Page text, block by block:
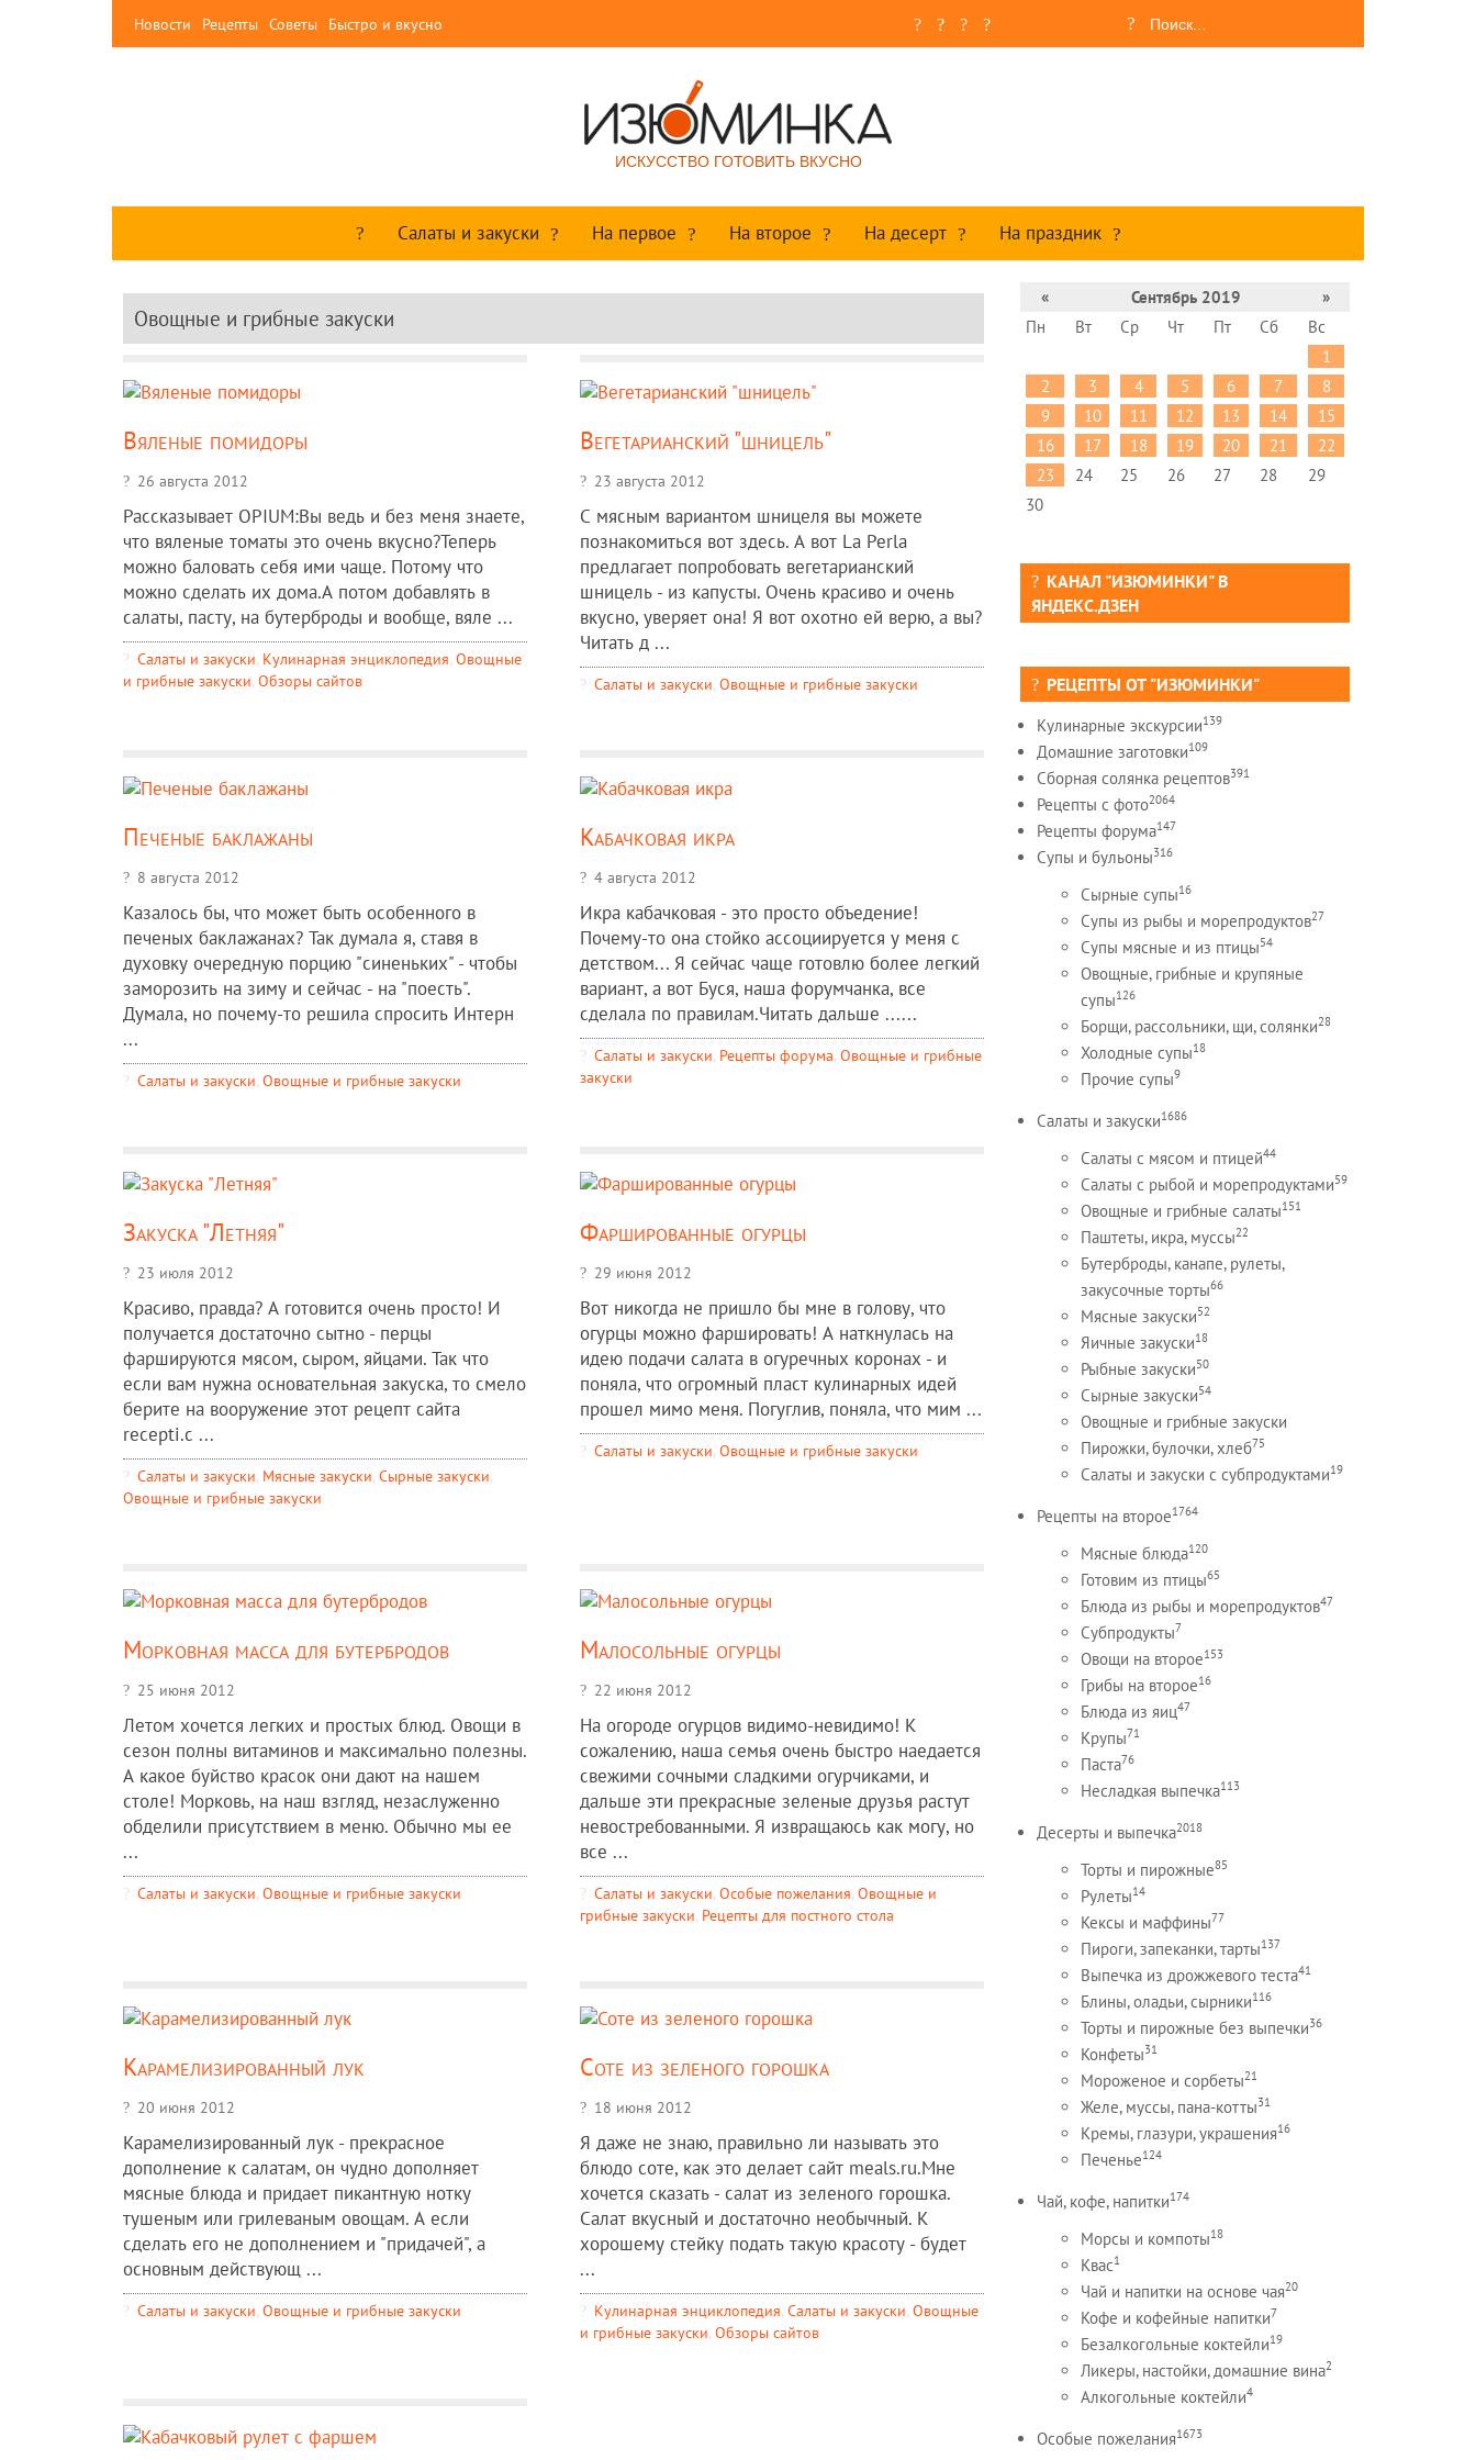
Новости Рецепты Советы Быстро и вкусно
ИСКУССТВО ГОТОВИТЬ ВКУСНО
Салаты и закуски На первое На второе На десерт На праздник
Овощные и грибные закуски
Вяленые помидоры
26 августа 2012
Рассказывает OPIUM:Вы ведь и без меня знаете,
что вяленые томаты это очень вкусно?Теперь
можно баловать себя ими чаще. Потому что
можно сделать их дома.А потом добавлять в
салаты, пасту, на бутерброды и вообще, вяле ...
Салаты и закуски, Кулинарная энциклопедия, Овощные
и грибные закуски, Обзоры сайтов
Вегетарианский "шницель"
23 августа 2012
С мясным вариантом шницеля вы можете
познакомиться вот здесь. А вот La Perla
предлагает попробовать вегетарианский
шницель - из капусты. Очень красиво и очень
вкусно, уверяет она! Я вот охотно ей верю, а вы?
Читать д ...
Салаты и закуски, Овощные и грибные закуски
Печеные баклажаны
8 августа 2012
Казалось бы, что может быть особенного в
печеных баклажанах? Так думала я, ставя в
духовку очередную порцию "синеньких" - чтобы
заморозить на зиму и сейчас - на "поесть".
Думала, но почему-то решила спросить Интерн
...
Салаты и закуски, Овощные и грибные закуски
Кабачковая икра
4 августа 2012
Икра кабачковая - это просто объедение!
Почему-то она стойко ассоциируется у меня с
детством... Я сейчас чаще готовлю более легкий
вариант, а вот Буся, наша форумчанка, все
сделала по правилам.Читать дальше ......
Салаты и закуски, Рецепты форума, Овощные и грибные
закуски
Закуска "Летняя"
23 июля 2012
Красиво, правда? А готовится очень просто! И
получается достаточно сытно - перцы
фаршируются мясом, сыром, яйцами. Так что
если вам нужна основательная закуска, то смело
берите на вооружение этот рецепт сайта
recepti.c ...
Салаты и закуски, Мясные закуски, Сырные закуски,
Овощные и грибные закуски
Фаршированные огурцы
29 июня 2012
Вот никогда не пришло бы мне в голову, что
огурцы можно фаршировать! А наткнулась на
идею подачи салата в огуречных коронах - и
поняла, что огромный пласт кулинарных идей
прошел мимо меня. Погуглив, поняла, что мим ...
Салаты и закуски, Овощные и грибные закуски
Морковная масса для бутербродов
25 июня 2012
Летом хочется легких и простых блюд. Овощи в
сезон полны витаминов и максимально полезны.
А какое буйство красок они дают на нашем
столе! Морковь, на наш взгляд, незаслуженно
обделили присутствием в меню. Обычно мы ее
...
Салаты и закуски, Овощные и грибные закуски
Малосольные огурцы
22 июня 2012
На огороде огурцов видимо-невидимо! К
сожалению, наша семья очень быстро наедается
свежими сочными сладкими огурчиками, и
дальше эти прекрасные зеленые друзья растут
невостребованными. Я извращаюсь как могу, но
все ...
Салаты и закуски, Особые пожелания, Овощные и
грибные закуски, Рецепты для постного стола
Карамелизированный лук
20 июня 2012
Карамелизированный лук - прекрасное
дополнение к салатам, он чудно дополняет
мясные блюда и придает пикантную нотку
тушеным или грилеваным овощам. А если
сделать его не дополнением и "придачей", а
основным действующ ...
Салаты и закуски, Овощные и грибные закуски
Соте из зеленого горошка
18 июня 2012
Я даже не знаю, правильно ли называть это
блюдо соте, как это делает сайт meals.ru.Мне
хочется сказать - салат из зеленого горошка.
Салат вкусный и достаточно необычный. К
хорошему стейку подать такую красоту - будет
...
Кулинарная энциклопедия, Салаты и закуски, Овощные
и грибные закуски, Обзоры сайтов
« Сентябрь 2019
»
Пн
Вт Ср Чт Пт Сб
Вс
1
2
3 4 5 6 7
8
9
10 11 12 13 14
15
16
17 18 19 20 21
22
23
24 25 26 27 28
29
30
КАНАЛ "ИЗЮМИНКИ" В
ЯНДЕКС.ДЗЕН
РЕЦЕПТЫ ОТ "ИЗЮМИНКИ"
Кулинарные экскурсии139
Домашние заготовки109
Сборная солянка рецептов391
Рецепты c фото2064
Рецепты форума147
Супы и бульоны316
Сырные супы16
Супы из рыбы и морепродуктов27
Супы мясные и из птицы54
Овощные, грибные и крупяные
супы126
Борщи, рассольники, щи, солянки28
Холодные супы18
Прочие супы9
Салаты и закуски1686
Салаты с мясом и птицей44
Салаты с рыбой и морепродуктами59
Овощные и грибные салаты151
Паштеты, икра, муссы22
Бутерброды, канапе, рулеты,
закусочные торты66
Мясные закуски52
Яичные закуски18
Рыбные закуски50
Сырные закуски54
Овощные и грибные закуски
Пирожки, булочки, хлеб75
Салаты и закуски с субпродуктами19
Рецепты на второе1764
Мясные блюда120
Готовим из птицы65
Блюда из рыбы и морепродуктов47
Субпродукты7
Овощи на второе153
Грибы на второе16
Блюда из яиц47
Крупы71
Паста76
Несладкая выпечка113
Десерты и выпечка2018
Торты и пирожные85
Рулеты14
Кексы и маффины77
Пироги, запеканки, тарты137
Выпечка из дрожжевого теста41
Блины, оладьи, сырники116
Торты и пирожные без выпечки36
Конфеты31
Мороженое и сорбеты21
Желе, муссы, пана-котты31
Кремы, глазури, украшения16
Печенье124
Чай, кофе, напитки174
Морсы и компоты18
Квас1
Чай и напитки на основе чая20
Кофе и кофейные напитки7
Безалкогольные коктейли19
Ликеры, настойки, домашние вина2
Алкогольные коктейли4
Особые пожелания1673